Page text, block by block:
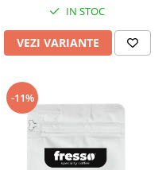
IN STOC
VEZI VARIANTE
-11%